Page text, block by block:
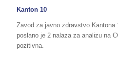
Kanton 10
Zavod za javno zdravstvo
poslano je 2 nalaza za analizu na
pozitivna.